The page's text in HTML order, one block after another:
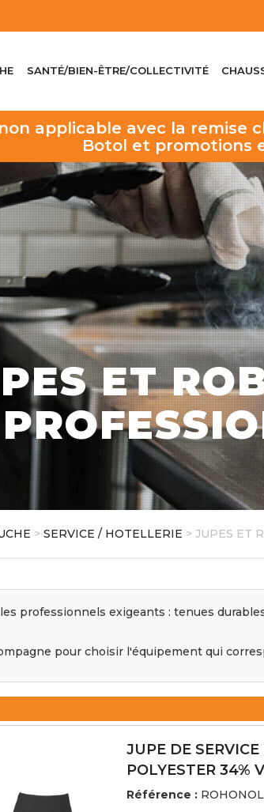
SANTÉ/BIEN-ÊTRE/COLLECTIVITÉ
non applicable avec la
Botol et promotions
ET
> SERVICE / HOTELLERIE > JUPES ET
professionnels exigeants : tenues
pour choisir l'équipement qui
JUPE DE
POLYESTER 34%
Référence :